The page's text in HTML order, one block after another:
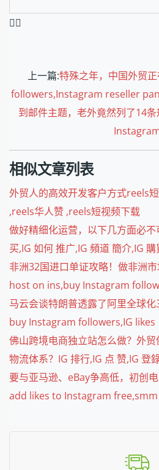
❤️‍🔥
上一篇:特殊之年，中国外贸
followers,Instagram reseller
到邮件主题，老外竟然列了14
相似文章列表
外贸人的高效开发客户方式reels
,reels华人赞 ,reels短视频下载
做好精细化运营，以下几方面必不
买,IG 如何 推广,IG 頻道 簡介,IG 購
非洲32国进口单证攻略！做非洲
host on ins,buy Instagram
马云会谈特朗普透露了阿里全球
buy Instagram followers,IG likes
佛山跨境电商独立站怎么做？外
物流体系？IG 排行,IG 点 赞,IG 登
要与亚马逊、eBay争高低，初创
add likes to Instagram